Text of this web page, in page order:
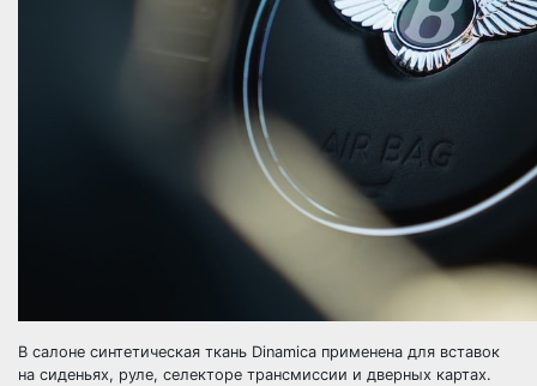
В салоне синтетическая ткань Dinamica применена для вставок
на сиденьях, руле, селекторе трансмиссии и дверных картах.